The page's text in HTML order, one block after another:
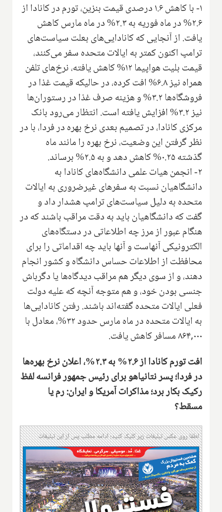
۱- با کاهش ۱.۶ درصدی قیمت بنزین، تورم در کانادا از
۲.۶% در ماه فوریه به ۲.۳% در ماه مارس کاهش
یافت. از آنجایی که کانادایی‌های بعلت سیاست‌های
ترامپ اکنون کمتر به ایالات متحده سفر می‌کنند،
قیمت بلیت هواپیما ۱۲% کاهش یافته، نرخ‌های تلفن
همراه نیز ۶.۸% افت کرده، در حالیکه قیمت غذا در
فروشگاه‌ها ۳.۲% و هزینه صرف غذا در رستوران‌ها
نیز ۳.۲% افزایش یافته است. انتظار می‌رود بانک
مرکزی کانادا، در تصمیم بعدی نرخ بهره در فردا، با در
نظر گرفتن این وضعیت، نرخ بهره را مانند ماه
گذشته ۰.۲۵% کاهش دهد و به ۲.۵% برساند.
۲- انجمن هیات علمی دانشگاه‌های کانادا به
دانشگاهیان نسبت به سفرهای غیرضروری به ایالات
متحده به دلیل سیاست‌های ترامپ هشدار داد و
گفت که دانشگاهیان باید به دقت مراقب باشند که در
هنگام عبور از مرز چه اطلاعاتی در دستگاه‌های
الکترونیکی آنهاست و آنها باید چه اقداماتی را برای
محافظت از اطلاعات حساس دانشگاه و کشور انجام
دهند، و از سوی دیگر هم مراقب دیدگاه‌ها یا دگرباش
جنسی بودن خود، و هم متوجه آنچه که علیه دولت
فعلی ایالات متحده گفته‌اند باشند. رفتن کانادایی‌ها
به ایالات متحده در ماه مارس حدود ۳۲%، معادل با
۸۶۴,۰۰۰ مسافر کاهش یافت.
افت تورم کانادا از ۲.۶% به ۲.۳%، اعلان نرخ بهره‌ها
در فردا؛ پسر نتانیاهو برای رئیس جمهور فرانسه لفظ
رکیک بکار برد؛ مذاکرات آمریکا و ایران: رم یا
مسقط؟
لطفا روی عکس تبلیغات زیر کلیک کنید؛ ادامه مطلب پس از این تبلیغات